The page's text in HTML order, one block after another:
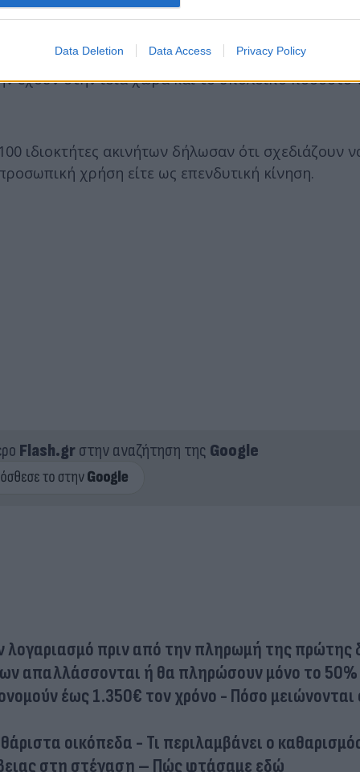
Data Deletion Data Access Privacy Policy
Περίπου το 44% των Ευρωπαίων την
ενώ το 16% ενδιαφέρεται για τη μίσθωση
παρουσιάζει και η διαφοροποίηση στην
έχουν στην ίδια χώρα και το υπόλοιπο ποσοστό
ιδιοκτήτες ακινήτων δήλωσαν ότι σχεδιάζουν
χρήση είτε ως επενδυτική κίνηση.
Flash.grστην αναζήτηση της Google
λογαριασμό πριν από την πληρωμή της πρώτης
απαλλάσσονται ή θα πληρώσουν μόνο το 50%
έως 1.350€ τον χρόνο - Πόσο μειώνονται
οικόπεδα - Τι περιλαμβάνει ο
στη στέγαση – Πώς φτάσαμε εδώ